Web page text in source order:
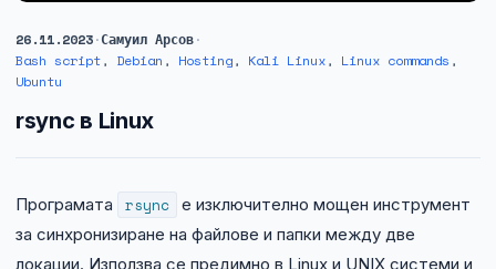
Колокация на сървъри
Общи условия
26.11.2023·Самуил Арсов·
Bash script, Debian , Hosting, Kali Linux, Linux commands ,
Ubuntu
rsync в Linux
Програмата rsync е изключително мощен инструмент
за синхронизиране на файлове и папки между две
локации. Използва се предимно в Linux и UNIX системи и